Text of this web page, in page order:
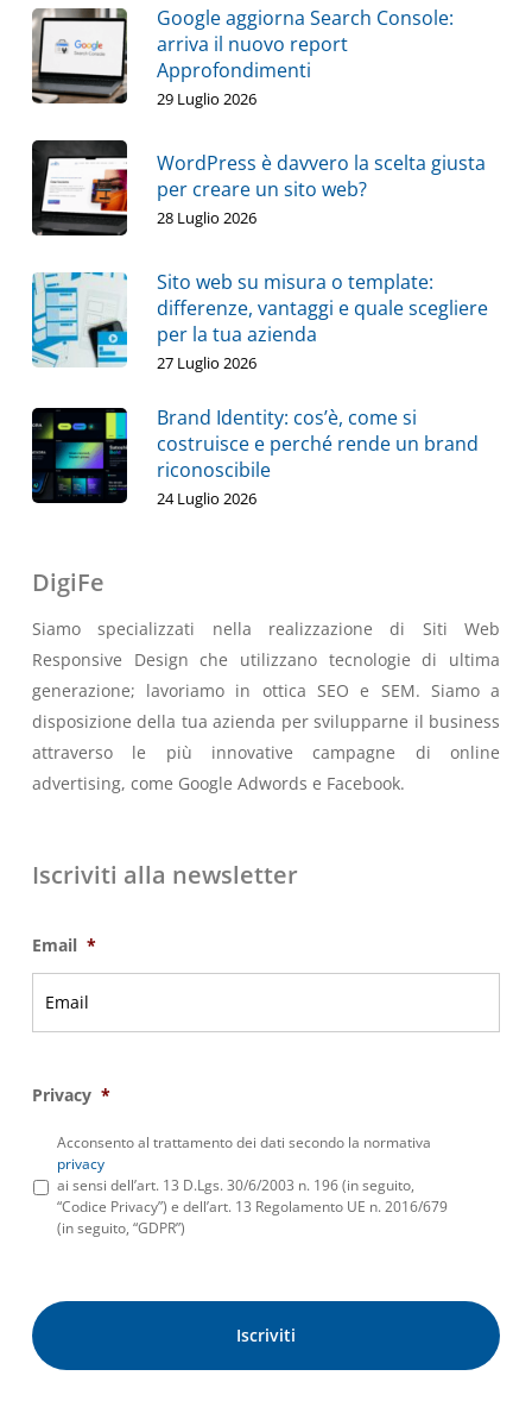
Google aggiorna Search Console:
arriva il nuovo report
Approfondimenti
29 Luglio 2026
WordPress è davvero la scelta giusta
per creare un sito web?
28 Luglio 2026
Sito web su misura o template:
differenze, vantaggi e quale scegliere
per la tua azienda
27 Luglio 2026
Brand Identity: cos’è, come si
costruisce e perché rende un brand
riconoscibile
24 Luglio 2026
DigiFe
Siamo specializzati nella realizzazione di Siti Web
Responsive Design che utilizzano tecnologie di ultima
generazione; lavoriamo in ottica SEO e SEM. Siamo a
disposizione della tua azienda per svilupparne il business
attraverso le più innovative campagne di online
advertising, come Google Adwords e Facebook.
Iscriviti alla newsletter
Email *
Privacy *
Acconsento al trattamento dei dati secondo la normativa
privacy
ai sensi dell’art. 13 D.Lgs. 30/6/2003 n. 196 (in seguito,
“Codice Privacy”) e dell’art. 13 Regolamento UE n. 2016/679
(in seguito, “GDPR”)